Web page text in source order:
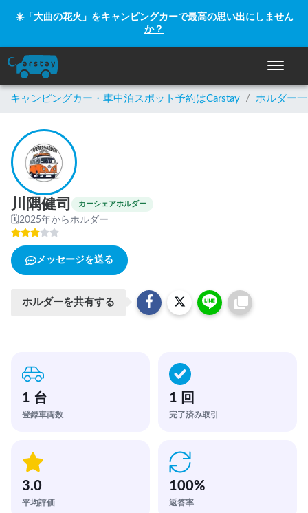
☀️「大曲の花火」をキャンピングカーで最高の思い出にしません
か？
ナビゲ
キャンピングカー・車中泊スポット予約はCarstay / ホルダー
川隅健司 カーシェアホルダー
🗓2025年からホルダー
メッセージを送る
ホルダーを共有する
1 台
登録車両数
1 回
完了済み取引
3.0
平均評価
100%
返答率